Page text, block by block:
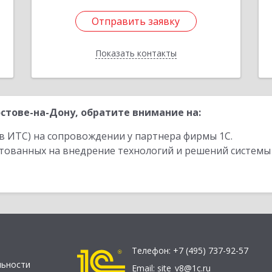
Отправить заявку
Показать контакты
Отправить заявку
Назад
на-Дону, обратите внимание на:
ИТС) на сопровождении у партнера фирмы 1С.
на внедрение технологий и решений
Телефон: +7 (495) 737-92-57
Email: site_v8@1c.ru